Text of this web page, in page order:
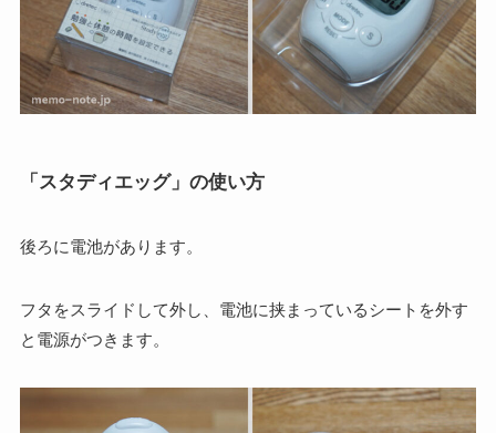
「スタディエッグ」の使い方
後ろに電池があります。
フタをスライドして外し、電池に挟まっているシートを外す
と電源がつきます。